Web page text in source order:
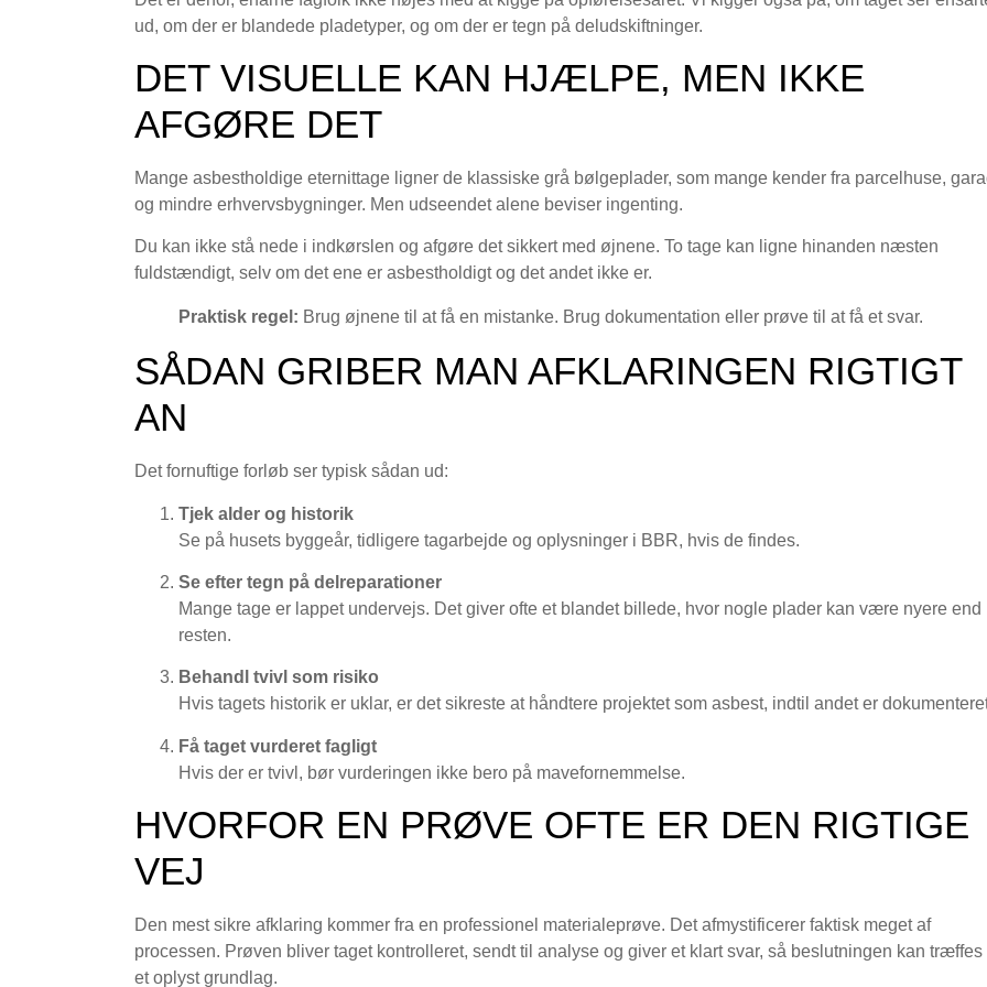
ud, om der er blandede pladetyper, og om der er tegn på deludskiftninger.
DET VISUELLE KAN HJÆLPE, MEN IKKE
AFGØRE DET
Mange asbestholdige eternittage ligner de klassiske grå bølgeplader, som mange kender fra parcelhuse,
og mindre erhvervsbygninger. Men udseendet alene beviser ingenting.
Du kan ikke stå nede i indkørslen og afgøre det sikkert med øjnene. To tage kan ligne hinanden næsten
fuldstændigt, selv om det ene er asbestholdigt og det andet ikke er.
Praktisk regel: Brug øjnene til at få en mistanke. Brug dokumentation eller prøve til at få et svar.
SÅDAN GRIBER MAN AFKLARINGEN RIGTIGT
AN
Det fornuftige forløb ser typisk sådan ud:
Tjek alder og historik
Se på husets byggeår, tidligere tagarbejde og oplysninger i BBR, hvis de findes.
Se efter tegn på delreparationer
Mange tage er lappet undervejs. Det giver ofte et blandet billede, hvor nogle plader kan være nyere end
resten.
Behandl tvivl som risiko
Hvis tagets historik er uklar, er det sikreste at håndtere projektet som asbest, indtil andet er
Få taget vurderet fagligt
Hvis der er tvivl, bør vurderingen ikke bero på mavefornemmelse.
HVORFOR EN PRØVE OFTE ER DEN RIGTIGE
VEJ
Den mest sikre afklaring kommer fra en professionel materialeprøve. Det afmystificerer faktisk meget af
processen. Prøven bliver taget kontrolleret, sendt til analyse og giver et klart svar, så beslutningen kan træffes
et oplyst grundlag.